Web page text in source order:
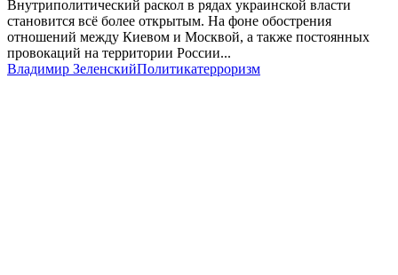
Внутриполитический раскол в рядах украинской власти
становится всё более открытым. На фоне обострения
отношений между Киевом и Москвой, а также постоянных
провокаций на территории России...
Владимир ЗеленскийПолитикатерроризм